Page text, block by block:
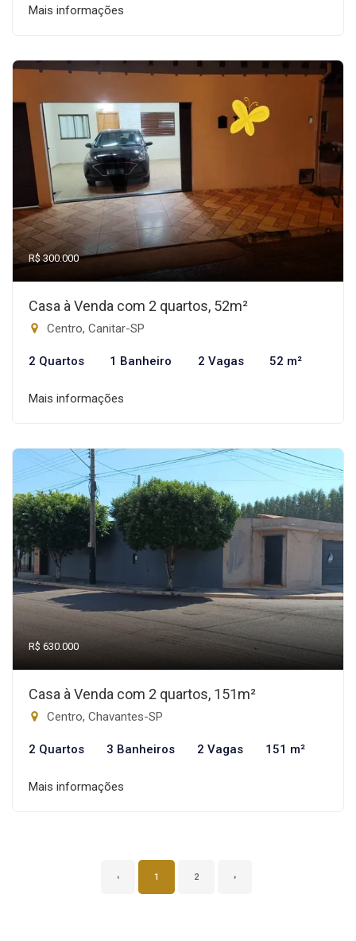
Mais informações
R$ 300.000
Casa à Venda com 2 quartos, 52m²
Centro, Canitar-SP
2 Quartos 1 Banheiro 2 Vagas 52 m²
Mais informações
R$ 630.000
Casa à Venda com 2 quartos, 151m²
Centro, Chavantes-SP
2 Quartos 3 Banheiros 2 Vagas 151 m²
Mais informações
‹ 1 2 ›